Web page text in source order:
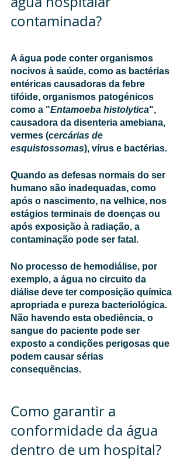
contaminada?
A água pode conter organismos
nocivos à saúde, como as bactérias
entéricas causadoras da febre
tifóide, organismos patogénicos
como a "Entamoeba histolytica",
causadora da disenteria amebiana,
vermes (cercárias de
esquistossomas), vírus e bactérias.
Quando as defesas normais do ser
humano são inadequadas, como
após o nascimento, na velhice, nos
estágios terminais de doenças ou
após exposição à radiação, a
contaminação pode ser fatal.
No processo de hemodiálise, por
exemplo, a água no circuito da
diálise deve ter composição química
apropriada e pureza bacteriológica.
Não havendo esta obediência, o
sangue do paciente pode ser
exposto a condições perigosas que
podem causar sérias
consequências.
Como garantir a
conformidade da água
dentro de um hospital?